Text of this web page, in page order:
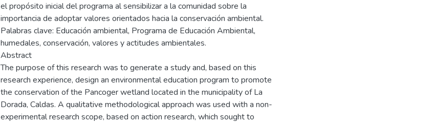
el propósito inicial del programa al sensibilizar a la comunidad sobre la
importancia de adoptar valores orientados hacia la conservación ambiental.
Palabras clave: Educación ambiental, Programa de Educación Ambiental,
humedales, conservación, valores y actitudes ambientales.
Abstract
The purpose of this research was to generate a study and, based on this
research experience, design an environmental education program to promote
the conservation of the Pancoger wetland located in the municipality of La
Dorada, Caldas. A qualitative methodological approach was used with a non-
experimental research scope, based on action research, which sought to